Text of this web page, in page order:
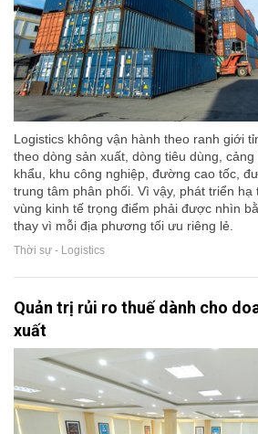
Logistics không vận hành theo ranh giới
theo dòng sản xuất, dòng tiêu dùng,
khẩu, khu công nghiệp, đường cao tốc,
trung tâm phân phối. Vì vậy, phát triển hạ
vùng kinh tế trọng điểm phải được nhìn
thay vì mỗi địa phương tối ưu riêng lẻ.
Thời sự - Logistics
Quản trị rủi ro thuế dành cho
xuất